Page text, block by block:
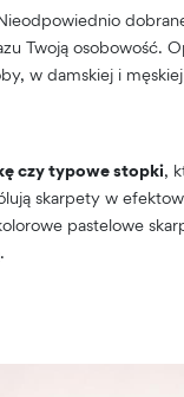
Twoją osobowość.
w damskiej i
czy typowe stopki,
skarpety w
pastelowe